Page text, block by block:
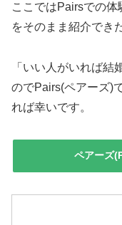
ここではPairsでの
をそのまま紹介でき
「いい人がいれば結
のでPairs(ペアーズ)
れば幸いです。
ペアーズ